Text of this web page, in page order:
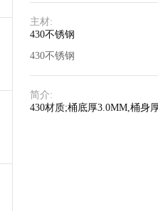
主材:
430不锈钢
430不锈钢
简介:
430材质;桶底厚3.0MM,桶身